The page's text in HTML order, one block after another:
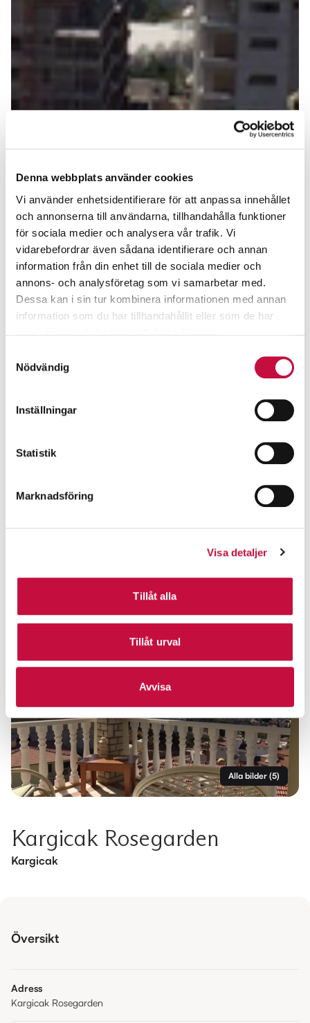
Denna webbplats använder cookies
Vi använder enhetsidentifierare för att anpassa innehållet
och annonserna till användarna, tillhandahålla funktioner
för sociala medier och analysera vår trafik. Vi
vidarebefordrar även sådana identifierare och annan
information från din enhet till de sociala medier och
annons- och analysföretag som vi samarbetar med.
Dessa kan i sin tur kombinera informationen med annan
information som du har tillhandahållit eller som de har
Nödvändig
Inställningar
Statistik
Marknadsföring
Visa detaljer
Tillåt alla
Tillåt urval
Avvisa
Alla bilder (5)
Kargicak Rosegarden
Kargicak
Översikt
Adress
Kargicak Rosegarden